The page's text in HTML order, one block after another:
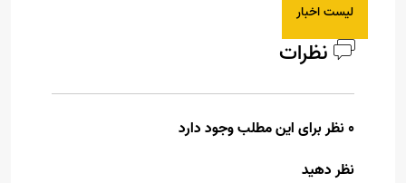
لیست اخبار
نظرات
0 نظر برای این مطلب وجود دارد
نظر دهید